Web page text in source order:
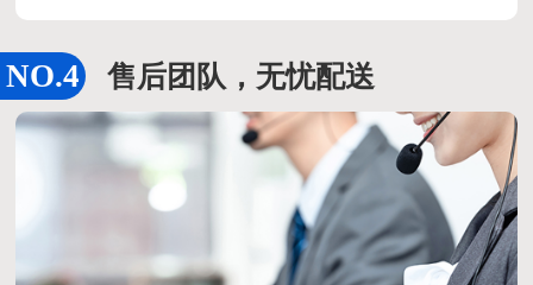
售后团队，无忧配送